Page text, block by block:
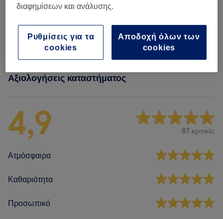
Τεχνητά Νύχια
Μανικιούρ & Πεντικιούρ από € 8
Αξιολογήσεις καταστήματος
4,9 87 κριτικές
Ατμόσφαιρα
Καθαριότητα
Προσωπικό
διαφημίσεων και ανάλυσης.
Αποδοχή όλων των
cookies
Ρυθμίσεις για τα
cookies